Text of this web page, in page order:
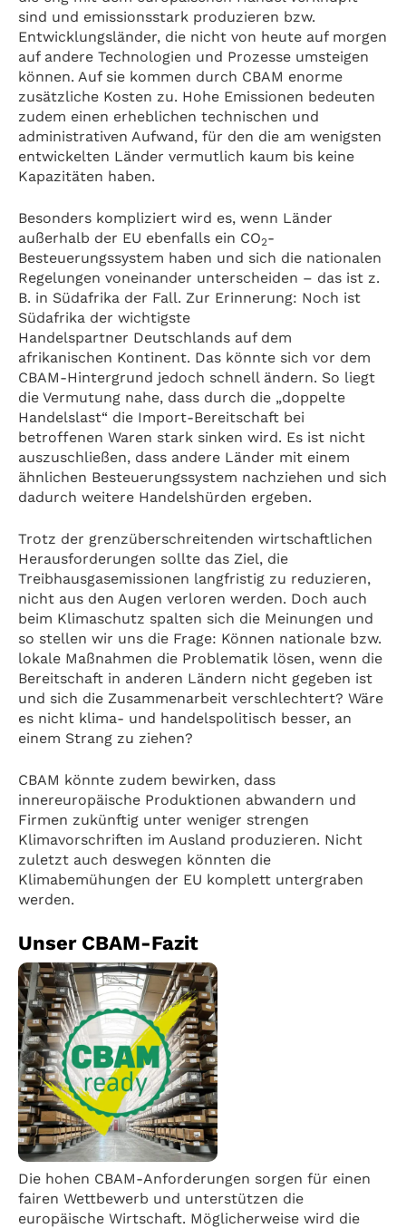
sind und emissionsstark produzieren bzw.
Entwicklungsländer, die nicht von heute auf morgen
auf andere Technologien und Prozesse umsteigen
können. Auf sie kommen durch CBAM enorme
zusätzliche Kosten zu. Hohe Emissionen bedeuten
zudem einen erheblichen technischen und
administrativen Aufwand, für den die am wenigsten
entwickelten Länder vermutlich kaum bis keine
Kapazitäten haben.
Besonders kompliziert wird es, wenn Länder
außerhalb der EU ebenfalls ein CO2-
Besteuerungssystem haben und sich die nationalen
Regelungen voneinander unterscheiden – das ist z.
B. in Südafrika der Fall. Zur Erinnerung: Noch ist
Südafrika der wichtigste
Handelspartner Deutschlands auf dem
afrikanischen Kontinent. Das könnte sich vor dem
CBAM-Hintergrund jedoch schnell ändern. So liegt
die Vermutung nahe, dass durch die „doppelte
Handelslast“ die Import-Bereitschaft bei
betroffenen Waren stark sinken wird. Es ist nicht
auszuschließen, dass andere Länder mit einem
ähnlichen Besteuerungssystem nachziehen und sich
dadurch weitere Handelshürden ergeben.
Trotz der grenzüberschreitenden wirtschaftlichen
Herausforderungen sollte das Ziel, die
Treibhausgasemissionen langfristig zu reduzieren,
nicht aus den Augen verloren werden. Doch auch
beim Klimaschutz spalten sich die Meinungen und
so stellen wir uns die Frage: Können nationale bzw.
lokale Maßnahmen die Problematik lösen, wenn die
Bereitschaft in anderen Ländern nicht gegeben ist
und sich die Zusammenarbeit verschlechtert? Wäre
es nicht klima- und handelspolitisch besser, an
einem Strang zu ziehen?
CBAM könnte zudem bewirken, dass
innereuropäische Produktionen abwandern und
Firmen zukünftig unter weniger strengen
Klimavorschriften im Ausland produzieren. Nicht
zuletzt auch deswegen könnten die
Klimabemühungen der EU komplett untergraben
werden.
Unser CBAM-Fazit
Die hohen CBAM-Anforderungen sorgen für einen
fairen Wettbewerb und unterstützen die
europäische Wirtschaft. Möglicherweise wird die